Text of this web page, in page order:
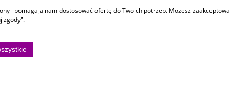
dostawy
i pomagają nam dostosować ofertę do Twoich potrzeb. Możesz
zgody".